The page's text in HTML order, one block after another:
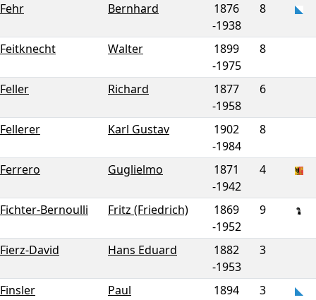
Fehr Bernhard
1876
-1938
8
Feitknecht Walter
1899
-1975
8
Feller Richard
1877
-1958
6
Fellerer Karl Gustav
1902
-1984
8
Ferrero Guglielmo
1871
-1942
4
Fichter-Bernoulli Fritz (Friedrich)
1869
-1952
9
Fierz-David Hans Eduard
1882
-1953
3
Finsler Paul
1894
3